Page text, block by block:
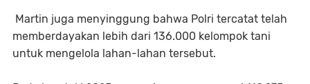
Martin juga menyinggung bahwa Polri tercatat telah
memberdayakan lebih dari 136.000 kelompok tani
untuk mengelola lahan-lahan tersebut.